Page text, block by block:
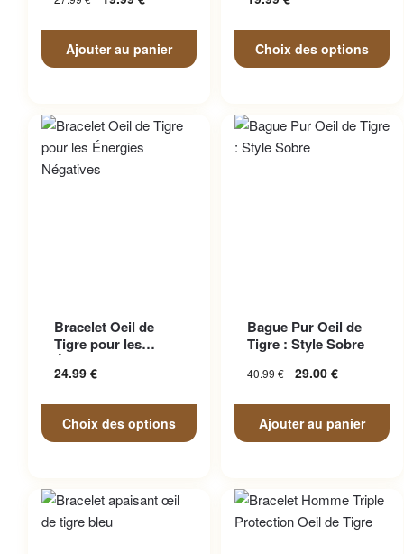
Ajouter au panier Choix des options
page du produit
Bracelet Oeil de
Tigre pour les
Énergies Négatives
24.99 €
Choix des options
variations. Les options
peuvent être choisies sur la
page du produit
Bague Pur Oeil de
Tigre : Style Sobre
40.99€ 29.00 €
Ajouter au panier